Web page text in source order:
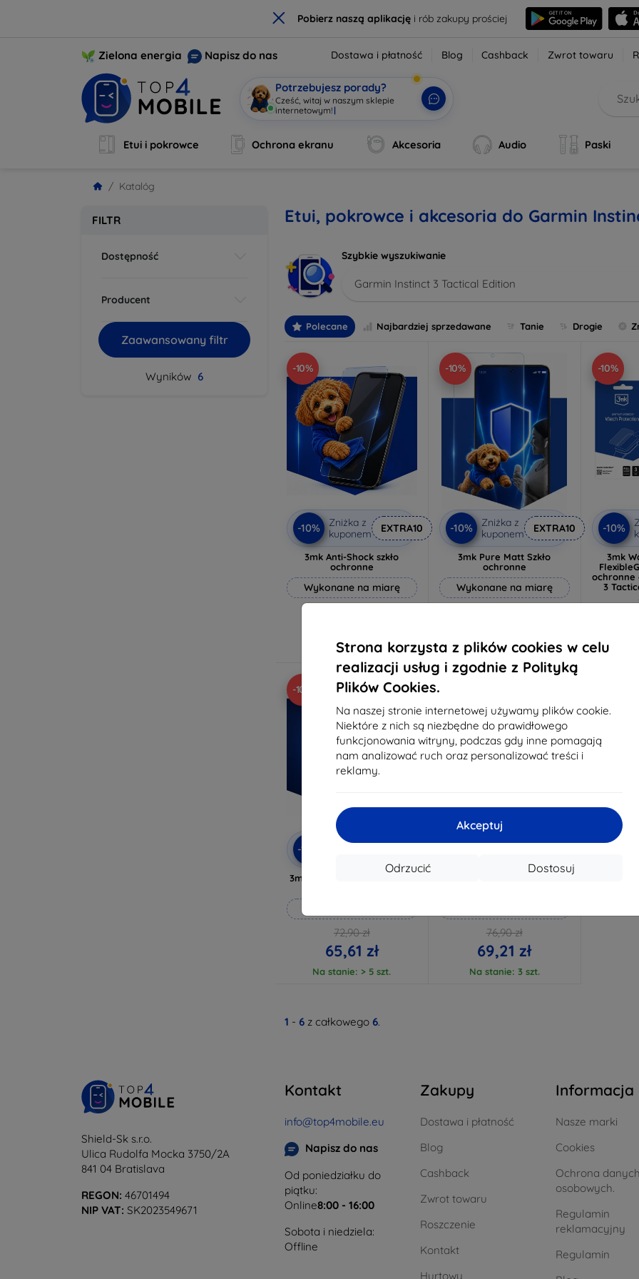
× Pobierz naszą aplikacjęi rób zakupy prościej
Strona korzysta z plików cookies w celu
realizacji usług i zgodnie z Polityką
Plików Cookies.
Na naszej stronie internetowej używamy plików cookie.
Niektóre z nich są niezbędne do prawidłowego
funkcjonowania witryny, podczas gdy inne pomagają
nam analizować ruch oraz personalizować treści i
reklamy.
Akceptuj
Dostosuj
Odrzucić
Zielona energia Napisz do nas Dostawa i płatność Blog Cashback Zwrot towaru
Potrzebujesz porady?
Cześć, witaj w naszym sklepie
internetowym!|
Etui i pokrowce Ochrona ekranu Akcesoria Audio Paski
Katalóg
FILTR
Dostępność
Producent
Zaawansowany filtr
Wyników 6
Etui, pokrowce i akcesoria do Garmin
Szybkie wyszukiwanie
Garmin Instinct 3 Tactical Edition
Polecane Najbardziej sprzedawane Tanie Drogie
-10%
-10%
Zniżka z
kuponem
EXTRA10
3mk Anti-Shock szkło
ochronne
Wykonane na miarę
Na stanie: > 5 szt.
-10%
-10%
Zniżka z
kuponem
EXTRA10
3mk Pure Matt Szkło
ochronne
Wykonane na miarę
Na stanie: > 5 szt.
-10%
-10%
3mk
ochronne
3
W
-10%
-10%
Zniżka z
3mk Silverprotection+ Folia
72,90 zł
65,61 zł
Na stanie: > 5 szt.
Zniżka z
76,90 zł
69,21 zł
Na stanie: 3 szt.
1 - 6 z całkowego 6.
Shield-Sk s.r.o.
Ulica Rudolfa Mocka 3750/2A
841 04 Bratislava
REGON: 46701494
NIP VAT: SK2023549671
Kontakt
info@top4mobile.eu
Napisz do nas
Od poniedziałku do
piątku:
Online8:00 - 16:00
Sobota i niedziela:
Offline
Zakupy
Dostawa i płatność
Blog
Cashback
Zwrot towaru
Roszczenie
Kontakt
Hurtowy
Informacja
Nasze marki
Cookies
Ochrona danych
osobowych.
Regulamin
reklamacyjny
Regulamin